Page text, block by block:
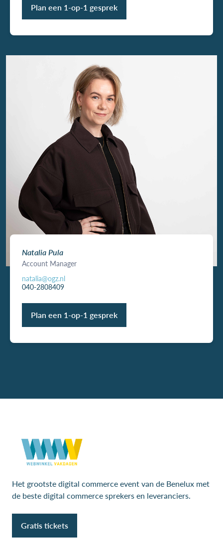
Plan een 1-op-1 gesprek
Natalia Pula
Account Manager
natalia@ogz.nl
040-2808409
Plan een 1-op-1 gesprek
Het grootste digital commerce event van de Benelux met
de beste digital commerce sprekers en leveranciers.
Gratis tickets